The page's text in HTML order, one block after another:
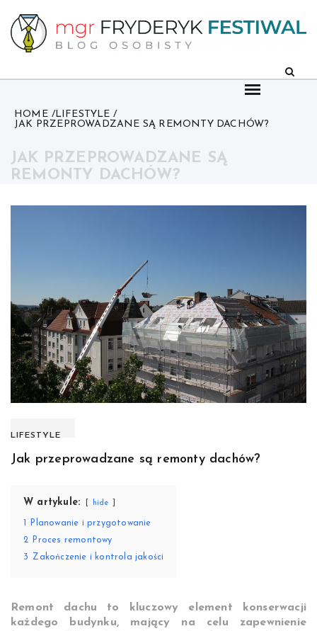
content
HOME
LIFESTYLE
JAK PRZEPROWADZANE SĄ REMONTY DACHÓW?
JAK PRZEPROWADZANE SĄ
REMONTY DACHÓW?
LIFESTYLE
Jak przeprowadzane są remonty dachów?
W artykule: hide
Planowanie i przygotowanie
2
Proces remontowy
3
Zakończenie i kontrola jakości
Remont dachu to kluczowy element konserwacji
każdego budynku, mający na celu zapewnienie